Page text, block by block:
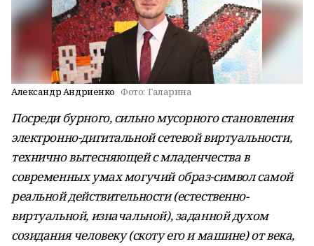
Александр Андриенко Фото: Галарина
Посреди бурного, сильно мусорного становления
электронно-дигитальной сетевой виртуальности,
технично вытесняющей с младенчества в
современных умах могучий образ-символ самой
реальной действительности (естественно-
виртуальной, изначальной), заданной духом
созидания человеку (скоту его и машине) от века,